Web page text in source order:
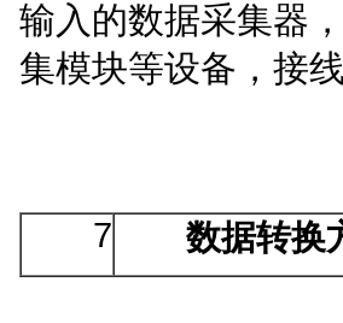
输入的数据采集器
集模块等设备 ，接
7 数据转换